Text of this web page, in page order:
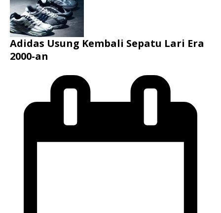
Adidas Usung Kembali Sepatu Lari Era
2000-an